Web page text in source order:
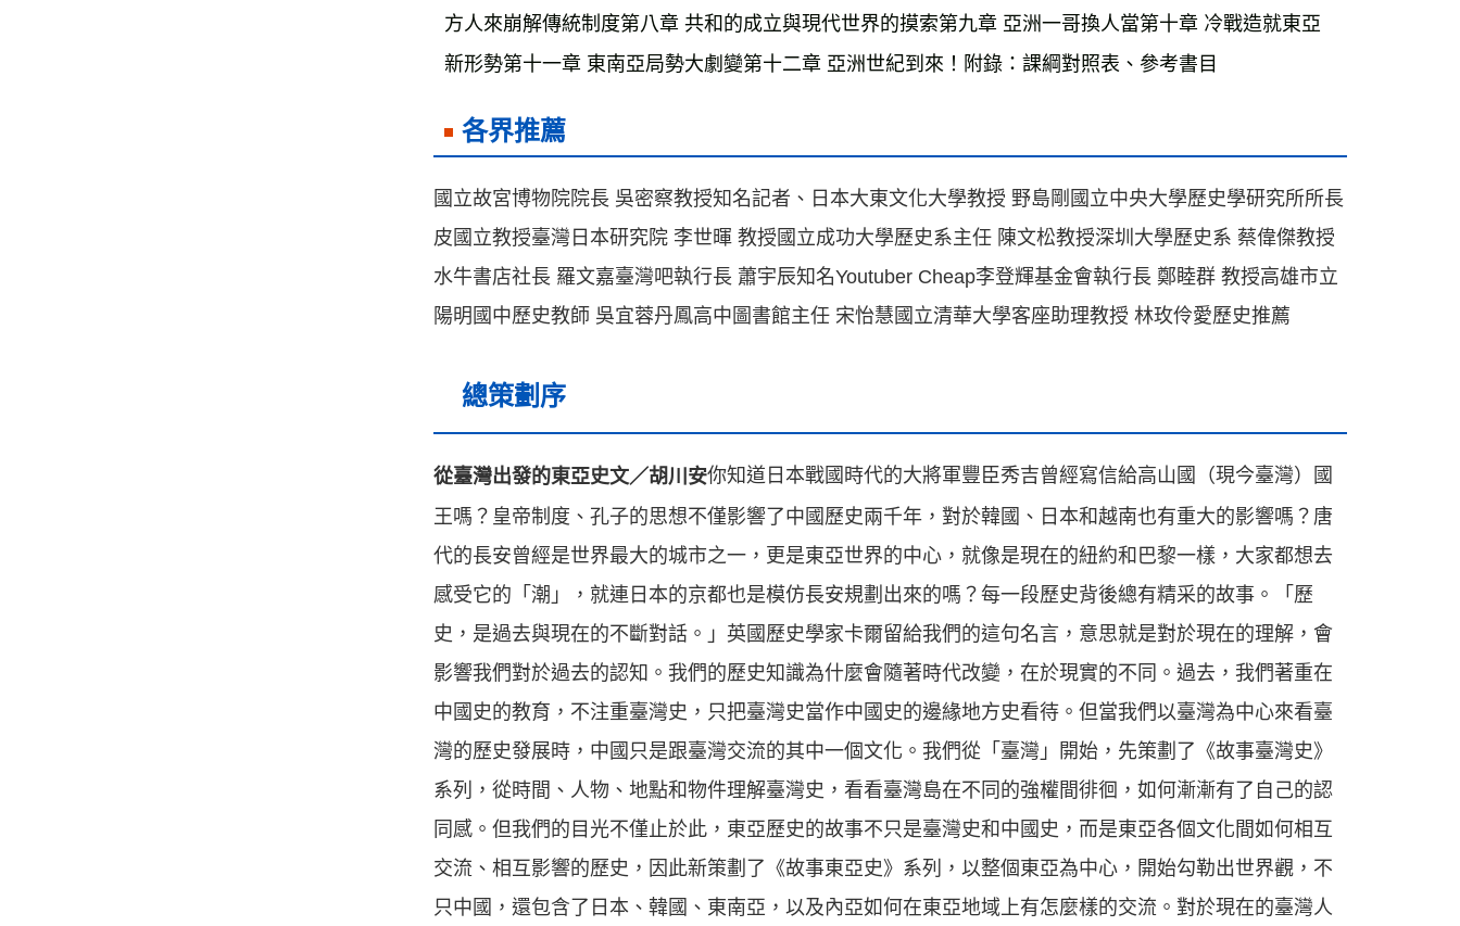
方人來崩解傳統制度第八章 共和的成立與現代世界的摸索第九章 亞洲一哥換人當第十章 冷戰造就東亞
新形勢第十一章 東南亞局勢大劇變第十二章 亞洲世紀到來！附錄：課綱對照表、參考書目
各界推薦
國立故宮博物院院長 吳密察教授知名記者、日本大東文化大學教授 野島剛國立中央大學歷史學研究所所長
皮國立教授臺灣日本研究院 李世暉 教授國立成功大學歷史系主任 陳文松教授深圳大學歷史系 蔡偉傑教授
水牛書店社長 羅文嘉臺灣吧執行長 蕭宇辰知名Youtuber Cheap李登輝基金會執行長 鄭睦群 教授高雄市立
陽明國中歷史教師 吳宜蓉丹鳳高中圖書館主任 宋怡慧國立清華大學客座助理教授 林玫伶愛歷史推薦
總策劃序
從臺灣出發的東亞史文／胡川安你知道日本戰國時代的大將軍豐臣秀吉曾經寫信給高山國（現今臺灣）國
王嗎？皇帝制度、孔子的思想不僅影響了中國歷史兩千年，對於韓國、日本和越南也有重大的影響嗎？唐
代的長安曾經是世界最大的城市之一，更是東亞世界的中心，就像是現在的紐約和巴黎一樣，大家都想去
感受它的「潮」，就連日本的京都也是模仿長安規劃出來的嗎？每一段歷史背後總有精采的故事。「歷
史，是過去與現在的不斷對話。」英國歷史學家卡爾留給我們的這句名言，意思就是對於現在的理解，會
影響我們對於過去的認知。我們的歷史知識為什麼會隨著時代改變，在於現實的不同。過去，我們著重在
中國史的教育，不注重臺灣史，只把臺灣史當作中國史的邊緣地方史看待。但當我們以臺灣為中心來看臺
灣的歷史發展時，中國只是跟臺灣交流的其中一個文化。我們從「臺灣」開始，先策劃了《故事臺灣史》
系列，從時間、人物、地點和物件理解臺灣史，看看臺灣島在不同的強權間徘徊，如何漸漸有了自己的認
同感。但我們的目光不僅止於此，東亞歷史的故事不只是臺灣史和中國史，而是東亞各個文化間如何相互
交流、相互影響的歷史，因此新策劃了《故事東亞史》系列，以整個東亞為中心，開始勾勒出世界觀，不
只中國，還包含了日本、韓國、東南亞，以及內亞如何在東亞地域上有怎麼樣的交流。對於現在的臺灣人